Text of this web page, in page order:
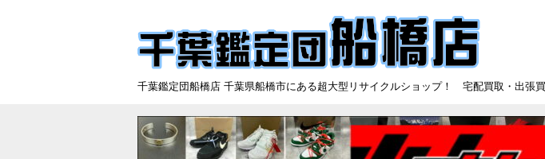
千葉鑑定団船橋店 千葉県船橋市にある超大型リサイクルショップ！ 宅配買取・出張買